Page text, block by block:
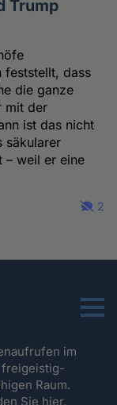
Trump
feststellt, dass
die ganze
mit der
ist das nicht
säkularer
– weil er eine
2
Menu
im
freigeistig-
Raum.
Sie hier.